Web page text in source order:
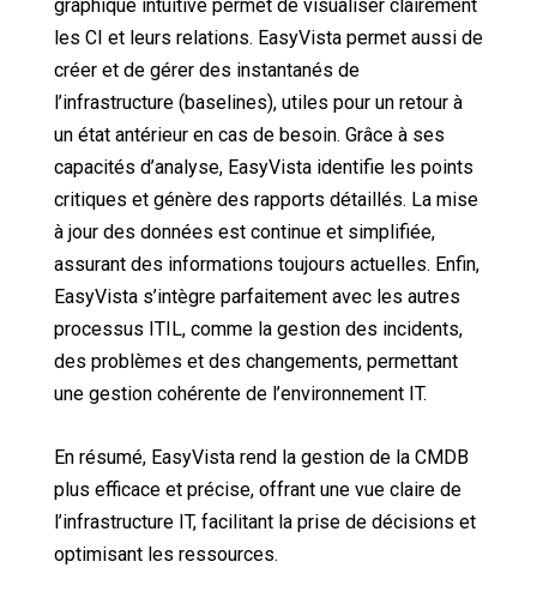
graphique intuitive permet de visualiser clairement
les CI et leurs relations. EasyVista permet aussi de
créer et de gérer des instantanés de
l’infrastructure (baselines), utiles pour un retour à
un état antérieur en cas de besoin. Grâce à ses
capacités d’analyse, EasyVista identifie les points
critiques et génère des rapports détaillés. La mise
à jour des données est continue et simplifiée,
assurant des informations toujours actuelles. Enfin,
EasyVista s’intègre parfaitement avec les autres
processus ITIL, comme la gestion des incidents,
des problèmes et des changements, permettant
une gestion cohérente de l’environnement IT.
En résumé, EasyVista rend la gestion de la CMDB
plus efficace et précise, offrant une vue claire de
l’infrastructure IT, facilitant la prise de décisions et
optimisant les ressources.